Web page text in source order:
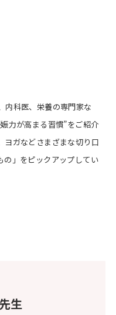
内科医、栄養の専門家な
力が高まる習慣”をご紹介
ヨガなどさまざまな切り口
の」をピックアップしてい
生